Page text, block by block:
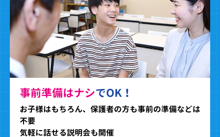
事前準備はナシでOK！
お子様はもちろん、保護者の方も事前の準備などは
不要
気軽に話せる説明会も開催